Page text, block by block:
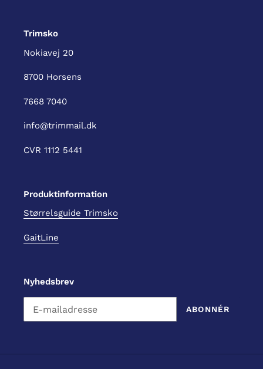
Trimsko
Nokiavej 20
8700 Horsens
7668 7040
info@trimmail.dk
CVR 1112 5441
Produktinformation
Størrelsguide Trimsko
GaitLine
Nyhedsbrev
ABONNÉR